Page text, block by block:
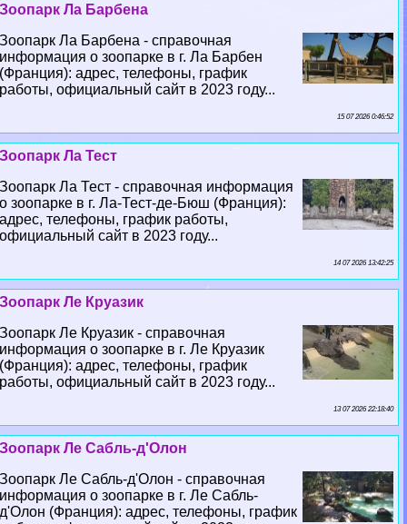
Зоопарк Ла Барбена
Зоопарк Ла Барбена - справочная
информация о зоопарке в г. Ла Барбен
(Франция): адрес, телефоны, график
работы, официальный сайт в 2023 году...
15 07 2026 0:46:52
Зоопарк Ла Тест
Зоопарк Ла Тест - справочная информация
о зоопарке в г. Ла-Тест-де-Бюш (Франция):
адрес, телефоны, график работы,
официальный сайт в 2023 году...
14 07 2026 13:42:25
Зоопарк Ле Круазик
Зоопарк Ле Круазик - справочная
информация о зоопарке в г. Ле Круазик
(Франция): адрес, телефоны, график
работы, официальный сайт в 2023 году...
13 07 2026 22:18:40
Зоопарк Ле Сабль-д'Олон
Зоопарк Ле Сабль-д'Олон - справочная
информация о зоопарке в г. Ле Сабль-
д'Олон (Франция): адрес, телефоны, график